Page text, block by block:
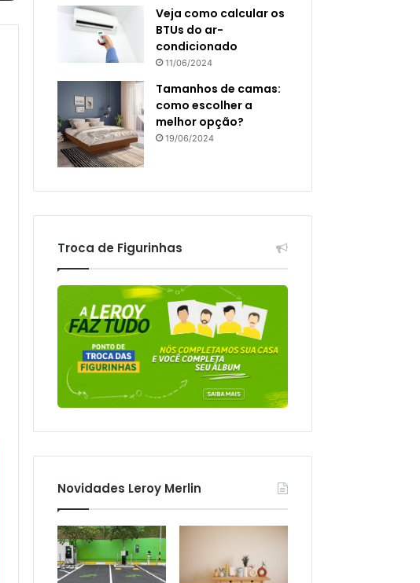
Veja como calcular os
BTUs do ar-
condicionado
11/06/2024
Tamanhos de camas:
como escolher a
melhor opção?
19/06/2024
Troca de Figurinhas
Novidades Leroy Merlin